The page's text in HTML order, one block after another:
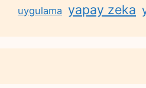
uygulama yapay zeka